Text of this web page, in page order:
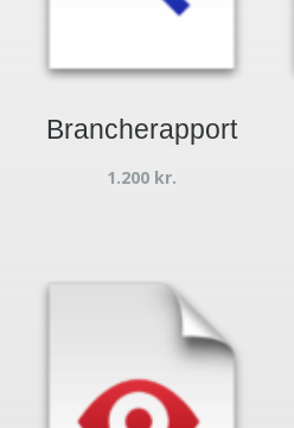
Brancherapport
1.200 kr.